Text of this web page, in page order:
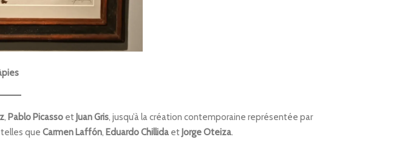
, Pablo Picasso et Juan Gris, jusqu’à la création contemporaine représentée par
telles que Carmen Laffón, Eduardo Chillida et Jorge Oteiza.